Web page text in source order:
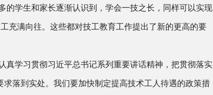
学生和家长逐渐认识到，学会一技之长，同样可以实现
充满向往。这些都对技工教育工作提出了新的更高的要
学习贯彻习近平总书记系列重要讲话精神，把贯彻落实
求落到实处。我们要加快制定提高技术工人待遇的政策措